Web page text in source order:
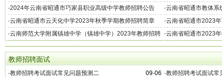
公告
·2024年云南省昭通市巧家县职业高级中学教师招聘公告 ·云南省昭通市教体
·云南省昭通市云天化中学2023年秋季学期教师招聘简章 ·云南省昭通市2023
号）
·云南师范大学附属镇雄中学（镇雄中学）2023年教师招聘
公告
·云南省昭通市2023
教师招聘面试
09-06
·教师招聘考试面试常见问题预测二 ·教师招聘考试面试常